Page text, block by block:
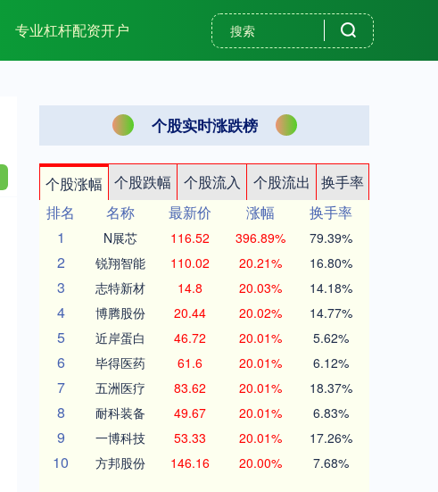
专业杠杆配资开户
个股实时涨跌榜
个股涨幅 个股跌幅 个股流入 个股流出
换手率
排名
名称 最新价 涨幅
换手率
1
N展芯 116.52 396.89% 79.39%
2 锐翔智能 110.02 20.21% 16.80%
3 志特新材 14.8 20.03% 14.18%
4 博腾股份 20.44 20.02% 14.77%
5 近岸蛋白 46.72 20.01% 5.62%
6 毕得医药 61.6 20.01% 6.12%
7 五洲医疗 83.62 20.01% 18.37%
8 耐科装备 49.67 20.01% 6.83%
9 一博科技 53.33 20.01% 17.26%
10 方邦股份 146.16 20.00% 7.68%